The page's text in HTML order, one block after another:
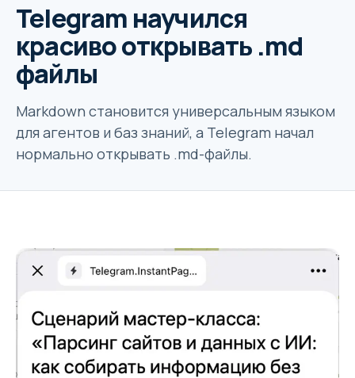
Telegram научился
красиво открывать .md
файлы
Markdown становится универсальным языком
для агентов и баз знаний, а Telegram начал
нормально открывать .md-файлы.